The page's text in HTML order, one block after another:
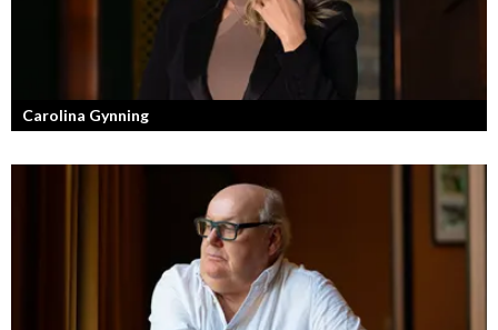
Carolina Gynning
Under ytan av en passionerad och strukturerad entreprenör.